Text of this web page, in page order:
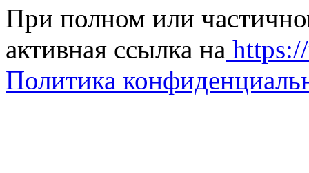
При полном или
активная ссылка на
Политика